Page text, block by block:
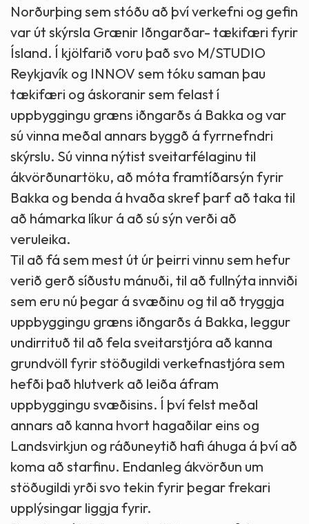
Norðurþing sem stóðu að því verkefni og gefin
var út skýrsla Grænir Iðngarðar- tækifæri fyrir
Ísland. Í kjölfarið voru það svo M/STUDIO
Reykjavík og INNOV sem tóku saman þau
tækifæri og áskoranir sem felast í
uppbyggingu græns iðngarðs á Bakka og var
sú vinna meðal annars byggð á fyrrnefndri
skýrslu. Sú vinna nýtist sveitarfélaginu til
ákvörðunartöku, að móta framtíðarsýn fyrir
Bakka og benda á hvaða skref þarf að taka til
að hámarka líkur á að sú sýn verði að
veruleika.
Til að fá sem mest út úr þeirri vinnu sem hefur
verið gerð síðustu mánuði, til að fullnýta innviði
sem eru nú þegar á svæðinu og til að tryggja
uppbyggingu græns iðngarðs á Bakka, leggur
undirrituð til að fela sveitarstjóra að kanna
grundvöll fyrir stöðugildi verkefnastjóra sem
hefði það hlutverk að leiða áfram
uppbyggingu svæðisins. Í því felst meðal
annars að kanna hvort hagaðilar eins og
Landsvirkjun og ráðuneytið hafi áhuga á því að
koma að starfinu. Endanleg ákvörðun um
stöðugildi yrði svo tekin fyrir þegar frekari
upplýsingar liggja fyrir.